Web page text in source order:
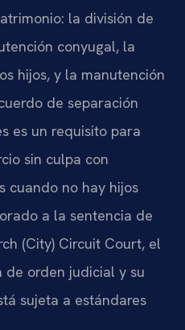
la división de
conyugal, la
hijos, y la manutención
de separación
es un requisito para
sin culpa con
cuando no hay hijos
a la sentencia de
(City) Circuit Court, el
orden judicial y su
sujeta a estándares